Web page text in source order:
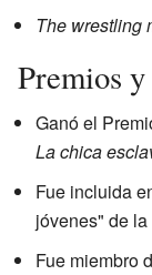
The wrestling
Premios
Ganó el
La chica
Fue incluida
jóvenes" de
Fue miembro